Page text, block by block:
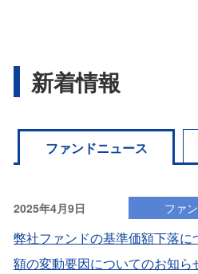
新着情報
ファンドニュース
2025年4月9日 ファ
弊社ファンドの基準価額下落
額の変動要因についてのお知ら